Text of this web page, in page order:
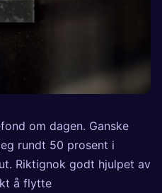
om dagen. Ganske
rundt 50 prosent i
Riktignok godt hjulpet av
å flytte